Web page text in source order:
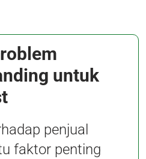
untuk
penjual
faktor penting